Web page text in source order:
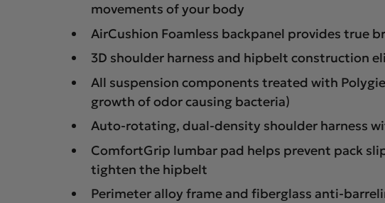
movements of your body
AirCushion Foamless backpanel provides true
3D shoulder harness and hipbelt construction
All suspension components treated with
growth of odor causing bacteria)
Auto-rotating, dual-density shoulder harness
ComfortGrip lumbar pad helps prevent pack
tighten the hipbelt
Perimeter alloy frame and fiberglass anti-